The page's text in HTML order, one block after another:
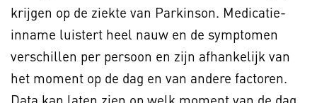
krijgen op de ziekte van Parkinson. Medicatie-
inname luistert heel nauw en de symptomen
verschillen per persoon en zijn afhankelijk van
het moment op de dag en van andere factoren.